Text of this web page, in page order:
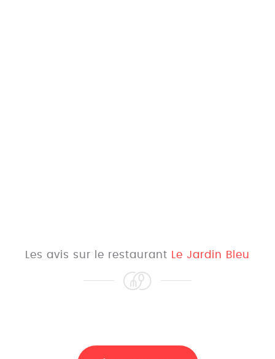
Les avis sur le restaurant Le Jardin Bleu